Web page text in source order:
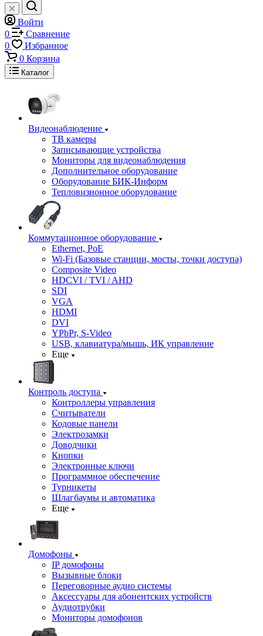
Войти
0
Сравнение
0
Избранное
0 Корзина
Каталог
Видеонаблюдение
ТВ камеры
Записывающие устройства
Мониторы для видеонаблюдения
Дополнительное оборудование
Оборудование БИК-Информ
Тепловизионное оборудование
Коммутационное оборудование
Ethernet, PoE
Wi-Fi (Базовые станции, мосты, точки доступа)
Composite Video
HDCVI / TVI / AHD
SDI
VGA
HDMI
DVI
YPbPr, S-Video
USB, клавиатура/мышь, ИК управление
Еще
Контроль доступа
Контроллеры управления
Считыватели
Кодовые панели
Электрозамки
Доводчики
Кнопки
Электронные ключи
Программное обеспечение
Турникеты
Шлагбаумы и автоматика
Еще
Домофоны
IP домофоны
Вызывные блоки
Переговорные аудио системы
Аксессуары для абонентских устройств
Аудиотрубки
Мониторы домофонов